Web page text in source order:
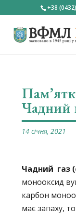
+38
Чадний
14 січня, 2021
Чадний газ
монооксид
карбон
має запаху,